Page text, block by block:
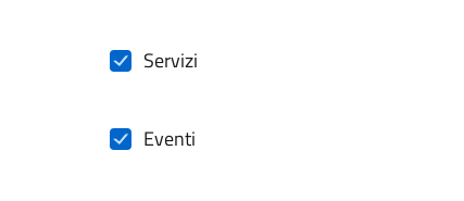
Servizi
Eventi